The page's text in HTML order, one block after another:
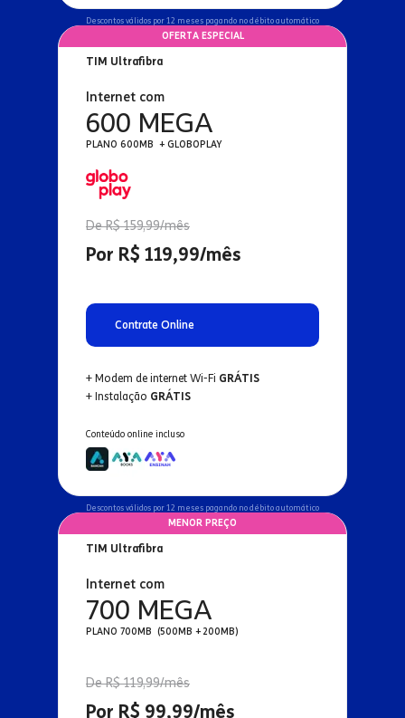
Descontos válidos por 12 meses pagando no débito automático
TIM Ultrafibra
Internet com
600 MEGA
PLANO 600MB + GLOBOPLAY
De R$ 159,99/mês
Por R$ 119,99/mês
Contrate Online
+ Modem de internet Wi-Fi GRÁTIS
+ Instalação GRÁTIS
Conteúdo online incluso
OFERTA ESPECIAL
Descontos válidos por 12 meses pagando no débito automático
TIM Ultrafibra
Internet com
700 MEGA
PLANO 700MB (500MB + 200MB)
De R$ 119,99/mês
Por R$ 99,99/mês
MENOR PREÇO